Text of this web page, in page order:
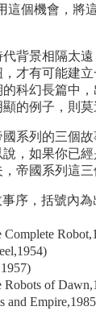
這個機會，將
景相隔太遠
才有可能建
科幻長篇中
的例子，則
列的三個故
，如果你已
帝國系列這
序，括號內為
of